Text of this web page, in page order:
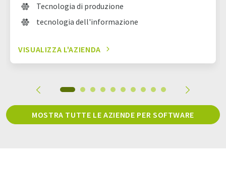
Tecnologia di produzione
tecnologia dell'informazione
VISUALIZZA L'AZIENDA
MOSTRA TUTTE LE AZIENDE PER SOFTWARE